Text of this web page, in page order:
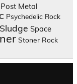
Post Metal
Psychedelic Rock
Sludge Space
Stoner Rock